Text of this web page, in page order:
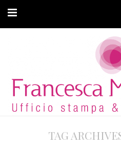
ARTICOLI
MODA ADATTIVA
CONTATTITAG